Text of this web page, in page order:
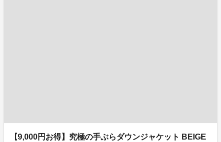
【9,000円お得】究極の手ぶらダウンジャケット BEIGE